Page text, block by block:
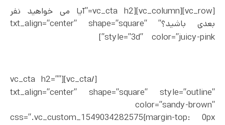
[vc_row][vc_column][vc_cta h2=”آیا می خواهید نفر
بعدی باشید؟” txt_align=”center” shape=”square”
style=”3d” color=”juicy-pink”]
[/vc_cta][vc_cta h2=””
txt_align=”center” shape=”square” style=”outline”
color=”sandy-brown”
css=”.vc_custom_1549034282575{margin-top: 0px